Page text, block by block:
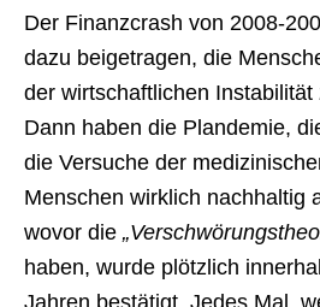
Der Finanzcrash von 2008-
dazu beigetragen, die
der wirtschaftlichen
Dann haben die Plandemie,
die Versuche der
Menschen wirklich nachhaltig
wovor die
haben, wurde plötzlich